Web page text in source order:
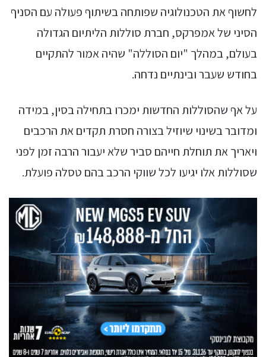
לחשוף את הטכנולוגיה שפותחה בשיתוף פעולה עם הסניף
הסיני של אמפרקס, חברת סוללות הליתיום הגדולה
בעולם, במהלך "יום הסוללה" שהיה אמור להתקיים
בחודש שעבר ובינתיים נדחה.
על אף שהסוללות החדשות ימכרו בתחילה בסין, במידה
ומדובר בשינוי שיוזיל בצורה חסרת תקדים את הרכבים
ויאריך את תוחלת חייהם סביר שלא יעבור הרבה זמן לפני
שסוללות אלו יגיעו לכל שווקי הרכב בהם טסלה פועלת.